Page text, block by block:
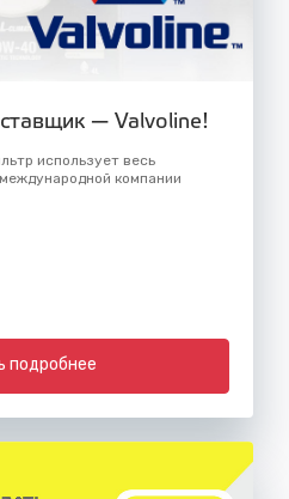
— Valvoline!
использует весь
компании
подробнее